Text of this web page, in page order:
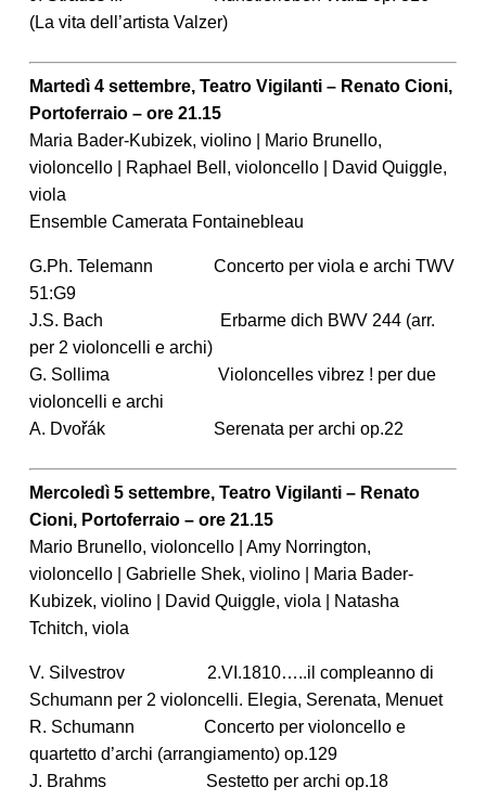
(La vita dell’artista Valzer)
Martedì 4 settembre, Teatro Vigilanti – Renato Cioni,
Portoferraio – ore 21.15
Maria Bader-Kubizek, violino | Mario Brunello,
violoncello | Raphael Bell, violoncello | David Quiggle,
viola
Ensemble Camerata Fontainebleau
G.Ph. Telemann Concerto per viola e archi TWV
51:G9
J.S. Bach Erbarme dich BWV 244 (arr.
per 2 violoncelli e archi)
G. Sollima Violoncelles vibrez ! per due
violoncelli e archi
A. Dvořák Serenata per archi op.22
Mercoledì 5 settembre, Teatro Vigilanti – Renato
Cioni, Portoferraio – ore 21.15
Mario Brunello, violoncello | Amy Norrington,
violoncello | Gabrielle Shek, violino | Maria Bader-
Kubizek, violino | David Quiggle, viola | Natasha
Tchitch, viola
V. Silvestrov 2.VI.1810…..il compleanno di
Schumann per 2 violoncelli. Elegia, Serenata, Menuet
R. Schumann Concerto per violoncello e
quartetto d’archi (arrangiamento) op.129
J. Brahms Sestetto per archi op.18